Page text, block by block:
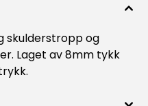
skulderstropp og
Laget av 8mm tykk